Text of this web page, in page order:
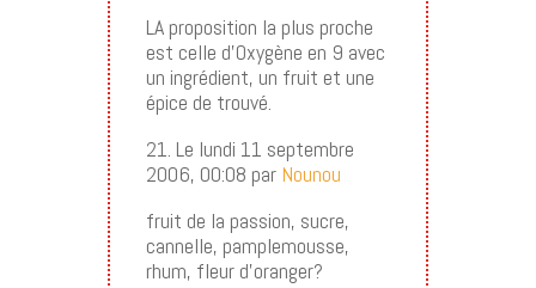
LA proposition la plus proche
est celle d’Oxygène en 9 avec
un ingrédient, un fruit et une
épice de trouvé.
21. Le lundi 11 septembre
2006, 00:08 par Nounou
fruit de la passion, sucre,
cannelle, pamplemousse,
rhum, fleur d’oranger?